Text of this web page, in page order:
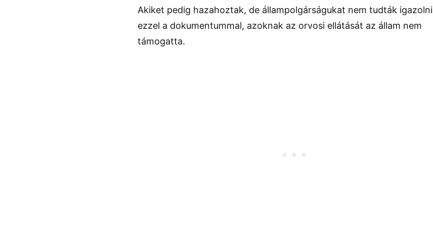
Akiket pedig hazahoztak, de állampolgárságukat nem tudták igazolni
ezzel a dokumentummal, azoknak az orvosi ellátását az állam nem
támogatta.